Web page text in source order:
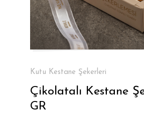
Kutu Kestane Şekerleri
Çikolatalı Kestane
GR